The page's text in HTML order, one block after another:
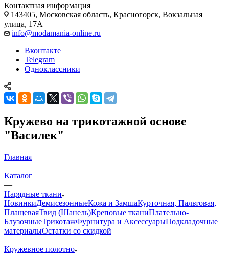
Контактная информация
143405, Московская область, Красногорск, Вокзальная
улица, 17А
info@modamania-online.ru
Вконтакте
Telegram
Одноклассники
Кружево на трикотажной основе
"Василек"
Главная
—
Каталог
—
Нарядные ткани
НовинкиДемисезонныеКожа и ЗамшаКурточная, Пальтовая,
ПлащеваяТвид (Шанель)Креповые тканиПлательно-
БлузочныеТрикотажФурнитура и АксессуарыПодкладочные
материалыОстатки со скидкой
—
Кружевное полотно